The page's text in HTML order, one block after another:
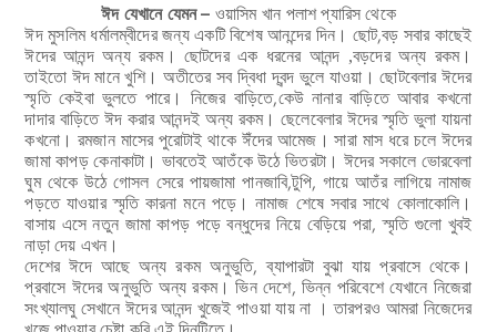
ঈদ যেখানে যেমন – ওয়াসিম খান পলাশপ্যারিস থেকে
ঈদ মুসলিম ধর্মালম্বীদের জন্য একটি বিশেষ আনন্দের দিন। ছোট,বড় সবার কাছেই
ঈদের আনন্দ অন্য রকম। ছোটদের এক ধরনের আনন্দ ,বড়দের অন্য রকম।
তাইতো ঈদ মানে খুশি। অতীতের সব দ্বিধা দ্বন্দ ভুলে যাওয়া। ছোটবেলার ঈদের
স্মৃতি কেইবা ভুলতে পারে। নিজের বাড়িতে,কেউ নানার বাড়িতে আবার কখনো
দাদার বাড়িতে ঈদ করার আনন্দই অন্য রকম। ছেলেবেলার ঈদের স্মৃতি ভুলা যায়না
কখনো। রমজান মাসের পুরোটাই থাকে ঈঁদের আমেজ। সারা মাস ধরে চলে ঈদের
জামা কাপড় কেনাকাটা। ভাবতেই আতঁকে উঠে ভিতরটা। ঈদের সকালে ভোরবেলা
ঘুম থেকে উঠে গোসল সেরে পায়জামা পানজাবি,টুপি, গায়ে আতঁর লাগিয়ে নামাজ
পড়তে যাওয়ার স্মৃতি কারনা মনে পড়ে। নামাজ শেষে সবার সাথে কোলাকোলি।
বাসায় এসে নতুন জামা কাপড় পড়ে বন্ধুদের নিয়ে বেড়িয়ে পরা, স্মৃতি গুলো খুবই
নাড়া দেয় এখন।
দেশের ঈদে আছে অন্য রকম অনুভুতি, ব্যাপারটা বুঝা যায় প্রবাসে থেকে।
প্রবাসে ঈদের অনুভুতি অন্য রকম। ভিন দেশে, ভিন্ন পরিবেশে যেখানে নিজেরা
সংখ্যালঘু সেখানে ঈদের আনন্দ খুজেই পাওয়া যায় না । তারপরও আমরা নিজেদের